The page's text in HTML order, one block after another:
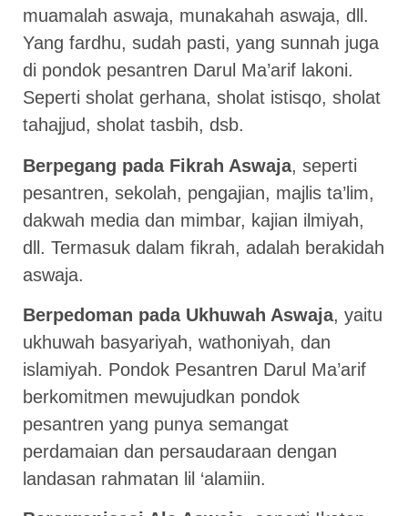
muamalah aswaja, munakahah aswaja, dll.
Yang fardhu, sudah pasti, yang sunnah juga
di pondok pesantren Darul Ma’arif lakoni.
Seperti sholat gerhana, sholat istisqo, sholat
tahajjud, sholat tasbih, dsb.
Berpegang pada Fikrah Aswaja, seperti
pesantren, sekolah, pengajian, majlis ta’lim,
dakwah media dan mimbar, kajian ilmiyah,
dll. Termasuk dalam fikrah, adalah berakidah
aswaja.
Berpedoman pada Ukhuwah Aswaja, yaitu
ukhuwah basyariyah, wathoniyah, dan
islamiyah. Pondok Pesantren Darul Ma’arif
berkomitmen mewujudkan pondok
pesantren yang punya semangat
perdamaian dan persaudaraan dengan
landasan rahmatan lil ‘alamiin.